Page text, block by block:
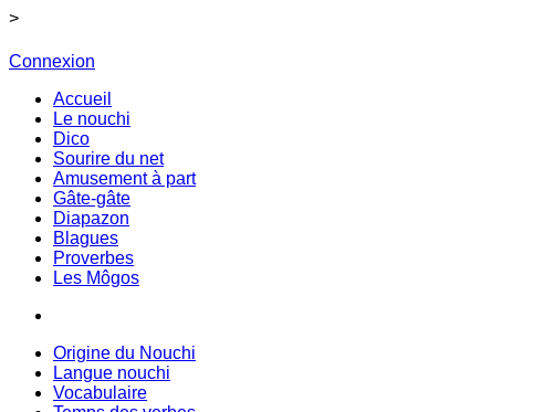
>
Connexion
Accueil
Le nouchi
Dico
Sourire du net
Amusement à part
Gâte-gâte
Diapazon
Blagues
Proverbes
Les Môgos
Origine du Nouchi
Langue nouchi
Vocabulaire